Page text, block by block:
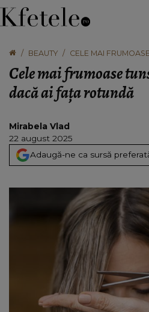
BEAUTY
CELE MAI
Cele mai frumoase
dacă ai fața rotundă
Mirabela Vlad
22 august 2025
Adaugă-ne ca sursă